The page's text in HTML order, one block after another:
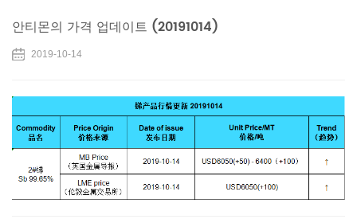
안티몬의 가격 업데이트 (20191014)
2019-10-14